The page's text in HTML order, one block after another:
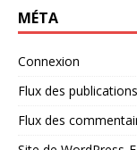
MÉTA
Connexion
Flux des publications
Flux des